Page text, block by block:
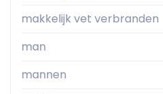
makkelijk vet verbranden
man
mannen